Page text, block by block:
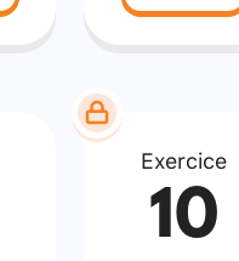
Exercice
10